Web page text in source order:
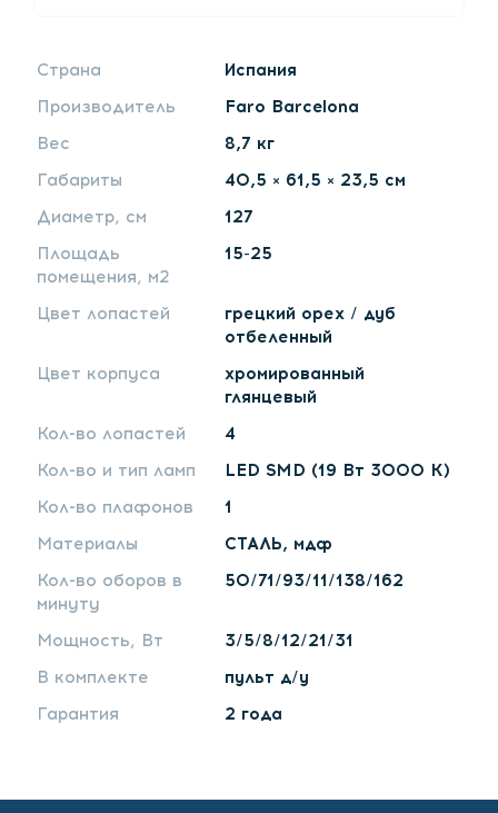
Страна
Испания
Производитель
Faro Barcelona
Вес
8,7 кг
Габариты
40,5 × 61,5 × 23,5 см
Диаметр, см
127
Площадь
помещения, м2
15-25
Цвет лопастей
грецкий орех / дуб
отбеленный
Цвет корпуса
хромированный
глянцевый
Кол-во лопастей
4
Кол-во и тип ламп
LED SMD (19 Вт 3000 К)
Кол-во плафонов
1
Материалы
СТАЛЬ, мдф
Кол-во оборов в
минуту
50/71/93/11/138/162
Мощность, Вт
3/5/8/12/21/31
В комплекте
пульт д/у
Гарантия
2 года